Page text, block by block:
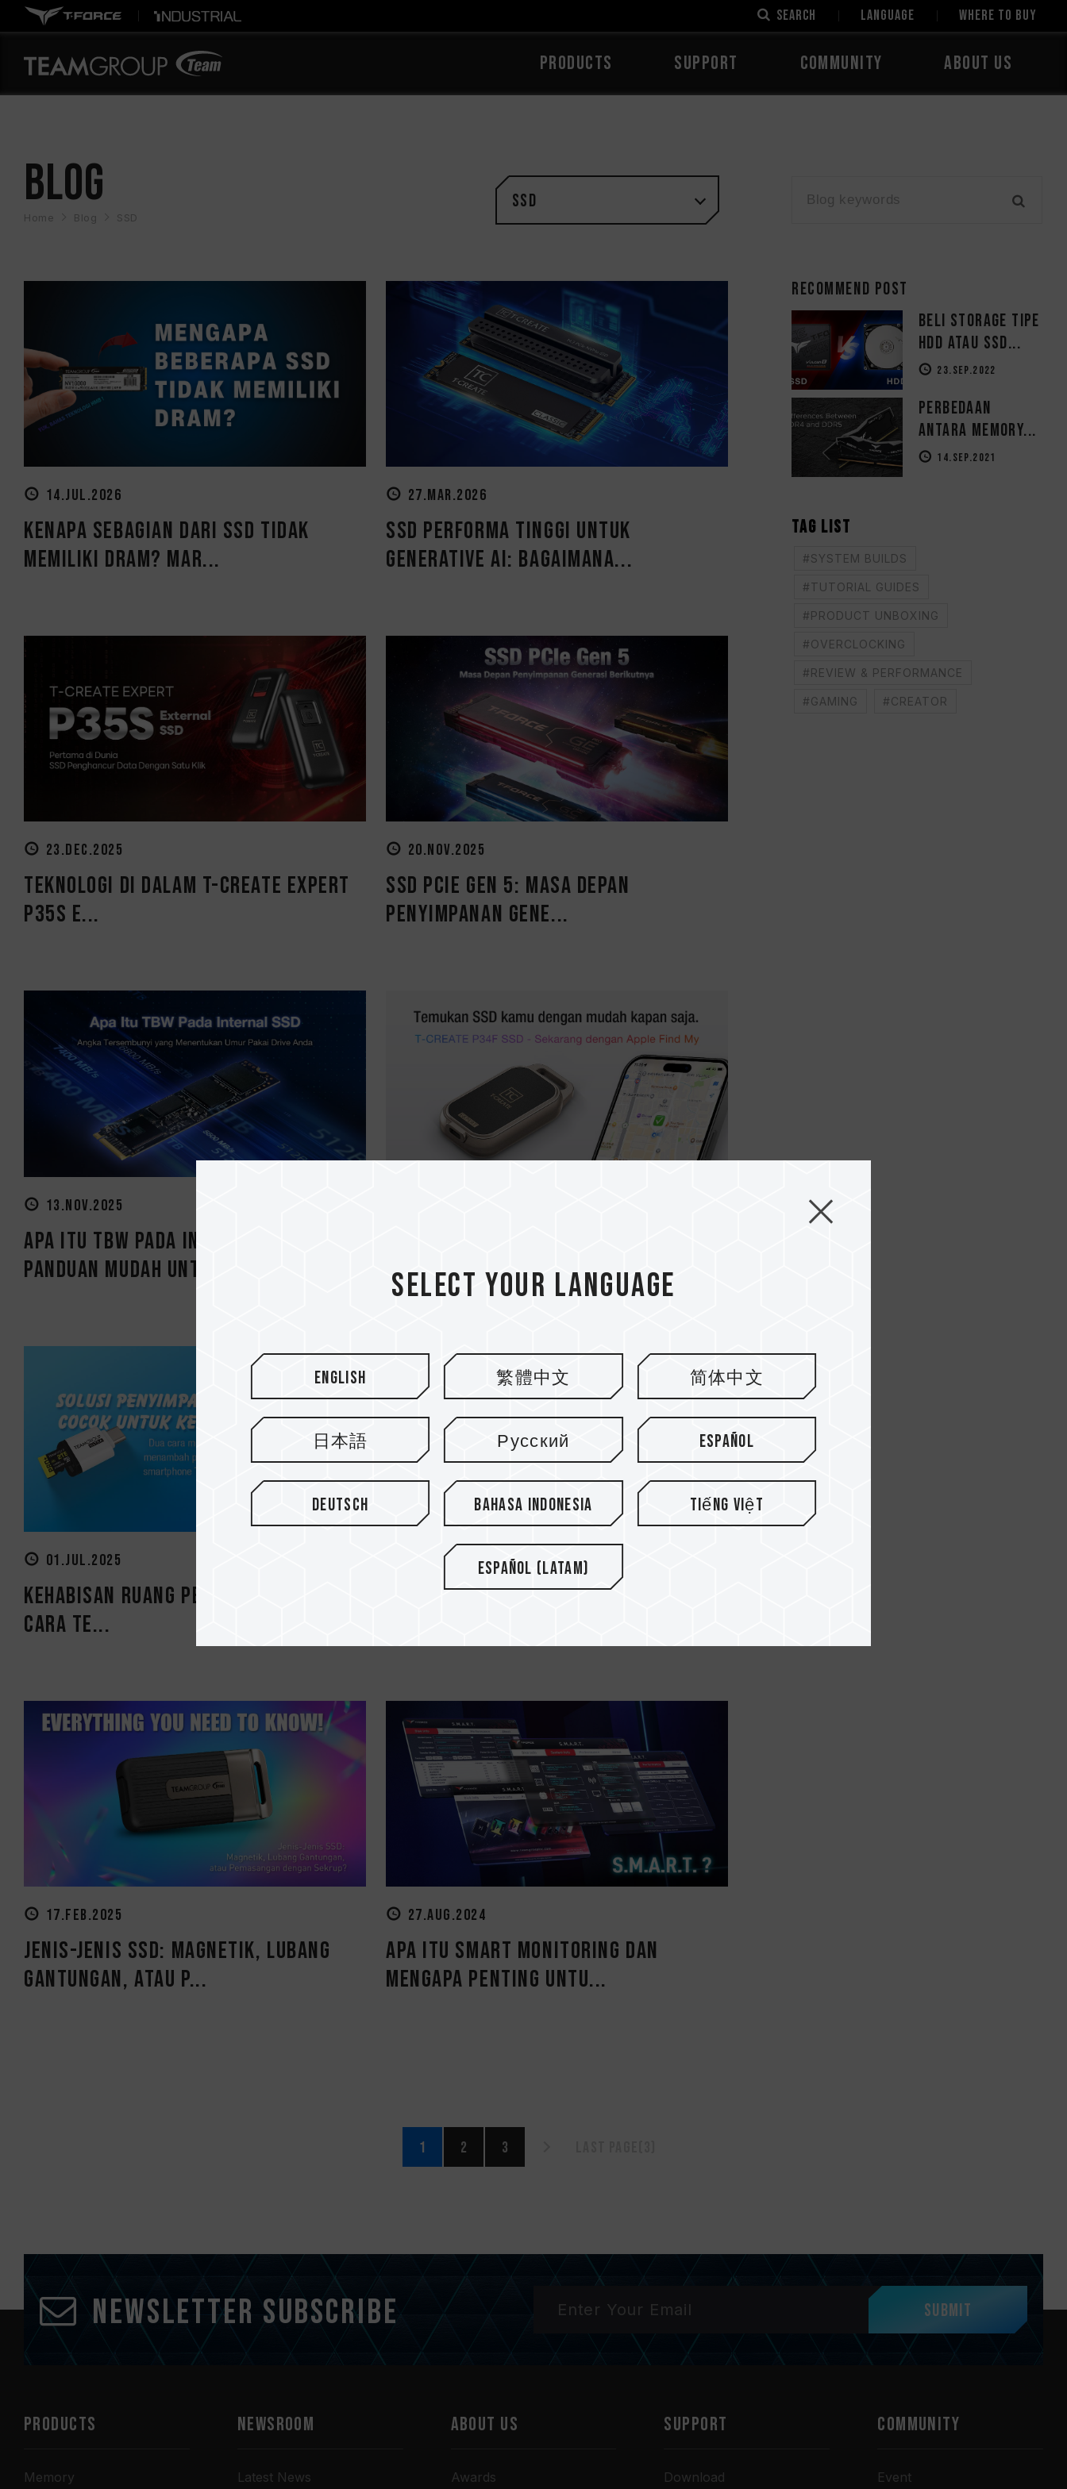
SEARCH LANGUAGE Where to Buy
PRODUCTS SUPPORT COMMUNITY ABOUT US
BLOG
Home Blog SSD
SSD
14.JUL.2026
Kenapa Sebagian Dari SSD Tidak
Memiliki DRAM? Mar...
27.MAR.2026
SSD Performa Tinggi untuk
Generative AI: Bagaimana...
23.DEC.2025
Teknologi Di Dalam T-CREATE EXPERT
P35S E...
20.NOV.2025
SSD PCIe Gen 5: Masa Depan
Penyimpanan Gene...
13.NOV.2025
Apa Itu TBW pada Internal SSD?
Panduan Mudah unt...
My
01.JUL.2025
Kehabisan Ruang Penyimpanan? Ini
Cara Te...
02.APR.2025
Tingkatkan Penyimpanan iPhone Anda
17.FEB.2025
Jenis-Jenis SSD: Magnetik, Lubang
Gantungan, atau P...
27.AUG.2024
Apa itu SMART Monitoring dan
Mengapa Penting untu...
Recommend Post
Beli Storage tipe
HDD atau SSD...
23.SEP.2022
Perbedaan
Antara Memory...
14.SEP.2021
TAG LIST
#SYSTEM BUILDS
#TUTORIAL GUIDES
#PRODUCT UNBOXING
#OVERCLOCKING
#REVIEW & PERFORMANCE
#GAMING #CREATOR
1 2 3
Newsletter Subscribe Submit
PRODUCTS
Memory
NEWSROOM
Latest News
ABOUT US
Awards
SUPPORT
Download
COMMUNITY
Event
Select your language
English 繁體中文 简体中文
日本語 Русский Español
Deutsch Bahasa Indonesia Tiếng Việt
Español (Latam)